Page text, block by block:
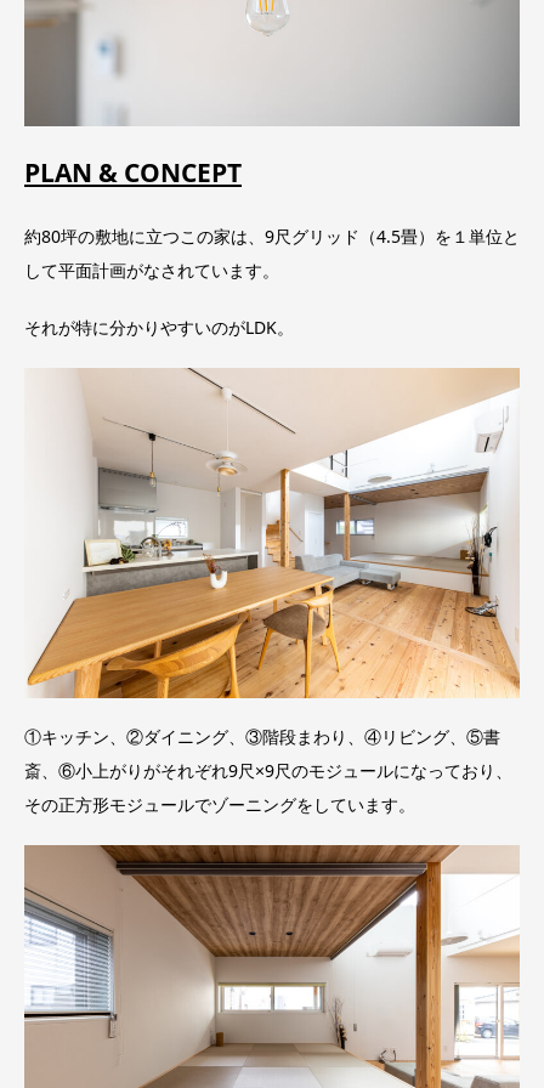
PLAN & CONCEPT
約80坪の敷地に立つこの家は、9尺グリッド（4.5畳）を１単位と
して平面計画がなされています。
それが特に分かりやすいのがLDK。
①キッチン、②ダイニング、③階段まわり、④リビング、⑤書
斎、⑥小上がりがそれぞれ9尺×9尺のモジュールになっており、
その正方形モジュールでゾーニングをしています。